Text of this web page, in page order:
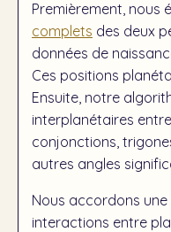
Premièrement, nous
complets des deux
données de
Ces positions
Ensuite, notre
interplanétaires
conjonctions,
autres angles
Nous accordons
interactions entre